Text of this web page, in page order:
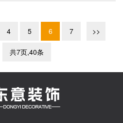
4 5 6 7 >>
共7页,40条